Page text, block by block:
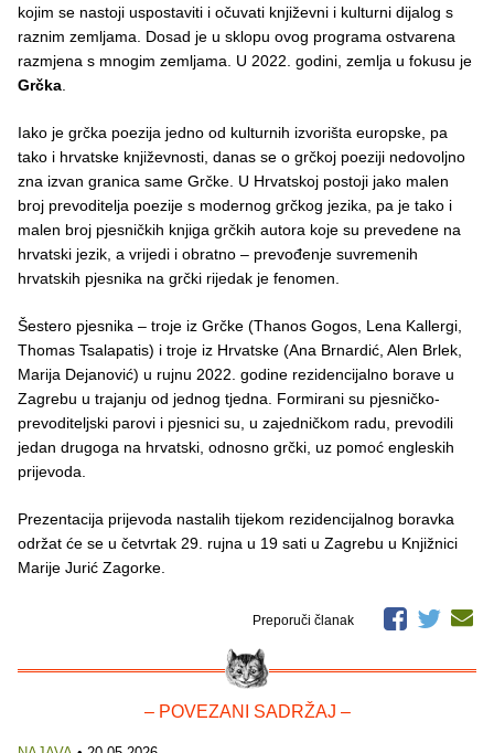
kojim se nastoji uspostaviti i očuvati književni i kulturni dijalog s
raznim zemljama. Dosad je u sklopu ovog programa ostvarena
razmjena s mnogim zemljama. U 2022. godini, zemlja u fokusu je
Grčka.
Iako je grčka poezija jedno od kulturnih izvorišta europske, pa
tako i hrvatske književnosti, danas se o grčkoj poeziji nedovoljno
zna izvan granica same Grčke. U Hrvatskoj postoji jako malen
broj prevoditelja poezije s modernog grčkog jezika, pa je tako i
malen broj pjesničkih knjiga grčkih autora koje su prevedene na
hrvatski jezik, a vrijedi i obratno – prevođenje suvremenih
hrvatskih pjesnika na grčki rijedak je fenomen.
Šestero pjesnika – troje iz Grčke (Thanos Gogos, Lena Kallergi,
Thomas Tsalapatis) i troje iz Hrvatske (Ana Brnardić, Alen Brlek,
Marija Dejanović) u rujnu 2022. godine rezidencijalno borave u
Zagrebu u trajanju od jednog tjedna. Formirani su pjesničko-
prevoditeljski parovi i pjesnici su, u zajedničkom radu, prevodili
jedan drugoga na hrvatski, odnosno grčki, uz pomoć engleskih
prijevoda.
Prezentacija prijevoda nastalih tijekom rezidencijalnog boravka
održat će se u četvrtak 29. rujna u 19 sati u Zagrebu u Knjižnici
Marije Jurić Zagorke.
Preporuči članak
– POVEZANI SADRŽAJ –